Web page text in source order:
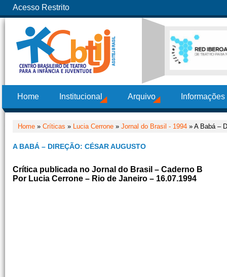
Acesso Restrito
Home Institucional Arquivo
Home » Críticas » Lucia Cerrone » Jornal do Brasil - 1994 » A Babá –
A BABÁ – DIREÇÃO: CÉSAR AUGUSTO
Crítica publicada no Jornal do Brasil – Caderno B
Por Lucia Cerrone – Rio de Janeiro – 16.07.1994